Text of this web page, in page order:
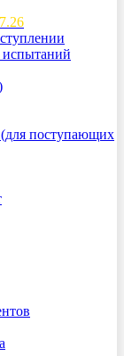
испытаний
поступающих